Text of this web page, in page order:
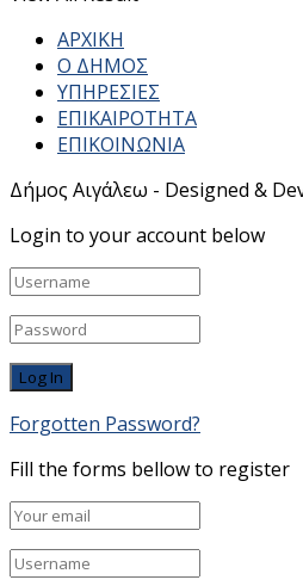
ΑΡΧΙΚΗ
Ο ΔΗΜΟΣ
ΥΠΗΡΕΣΙΕΣ
ΕΠΙΚΑΙΡΟΤΗΤΑ
ΕΠΙΚΟΙΝΩΝΙΑ
Δήμος Αιγάλεω - Designed &
Login to your account below
Forgotten Password?
Fill the forms bellow to register